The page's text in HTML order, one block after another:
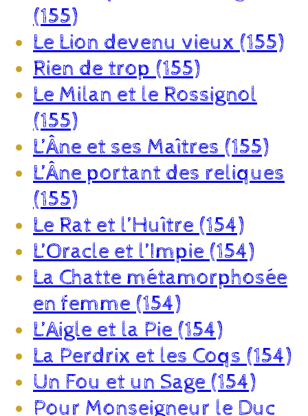
(155)
Le Lion devenu vieux (155)
Rien de trop (155)
Le Milan et le Rossignol
(155)
L’Âne et ses Maîtres (155)
L’Âne portant des reliques
(155)
Le Rat et l’Huître (154)
L’Oracle et l’Impie (154)
La Chatte métamorphosée
en femme (154)
L’Aigle et la Pie (154)
La Perdrix et les Coqs (154)
Un Fou et un Sage (154)
Pour Monseigneur le Duc